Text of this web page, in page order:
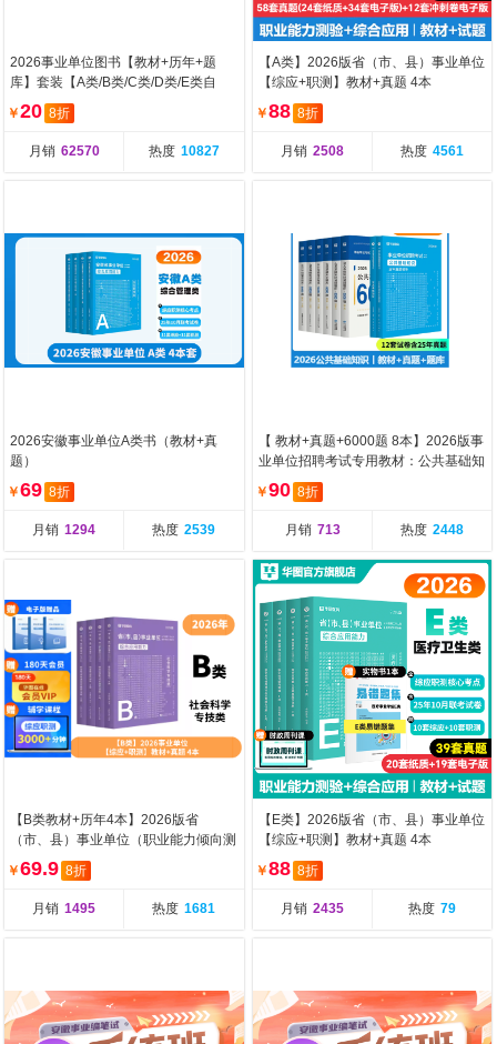
2026事业单位图书【教材+历年+题
库】套装【A类/B类/C类/D类/E类自
选】
￥20 8折
月销 62570 热度 10827
【A类】2026版省（市、县）事业单位
【综应+职测】教材+真题 4本
￥88 8折
月销 2508 热度 4561
2026安徽事业单位A类书（教材+真
题）
￥69 8折
月销 1294 热度 2539
【 教材+真题+6000题 8本】2026版事
业单位招聘考试专用教材：公共基础知
识
￥90 8折
月销 713 热度 2448
【B类教材+历年4本】2026版省
（市、县）事业单位（职业能力倾向测
验+综合应用能力）教
￥69.9 8折
月销 1495 热度 1681
【E类】2026版省（市、县）事业单位
【综应+职测】教材+真题 4本
￥88 8折
月销 2435 热度 79